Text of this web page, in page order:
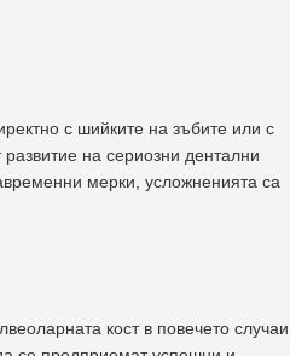
с шийките на зъбите или с
на сериозни дентални
мерки, усложненията са
кост в повечето случаи